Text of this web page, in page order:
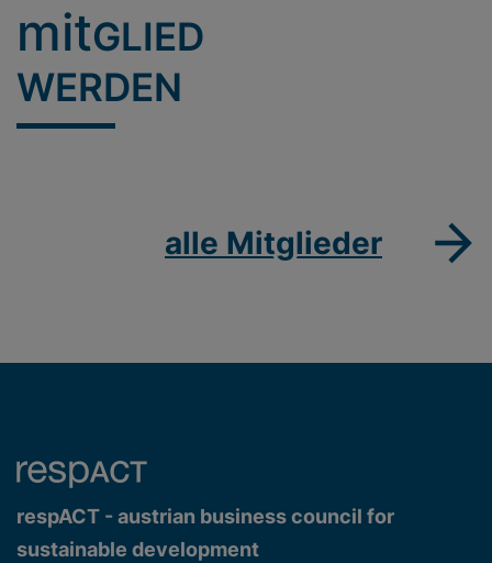
mitGLIED
WERDEN
alle Mitglieder
respACT - austrian business council for
sustainable development